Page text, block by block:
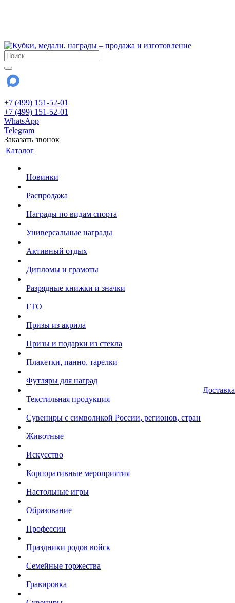
+7 (499) 151-52-01
+7 (499) 151-52-01
WhatsApp
Telegram
Заказать звонок
Каталог
Новинки
Распродажа
Награды по видам спорта
Универсальные награды
Активный отдых
Дипломы и грамоты
Разрядные книжки и значки
ГТО
Призы из акрила
Призы и подарки из стекла
Плакетки, панно, тарелки
Футляры для наград
Текстильная продукция
Сувениры с символикой России, регионов, стран
Животные
Искусство
Корпоративные мероприятия
Настольные игры
Образование
Профессии
Праздники родов войск
Семейные торжества
Гравировка
Доставка